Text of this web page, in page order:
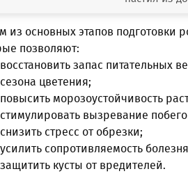
из основных этапов подготовки
позволяют:
восстановить запас питательных
сезона цветения;
повысить морозоустойчивость
стимулировать вызревание
снизить стресс от обрезки;
усилить сопротивляемость
защитить кусты от вредителей.